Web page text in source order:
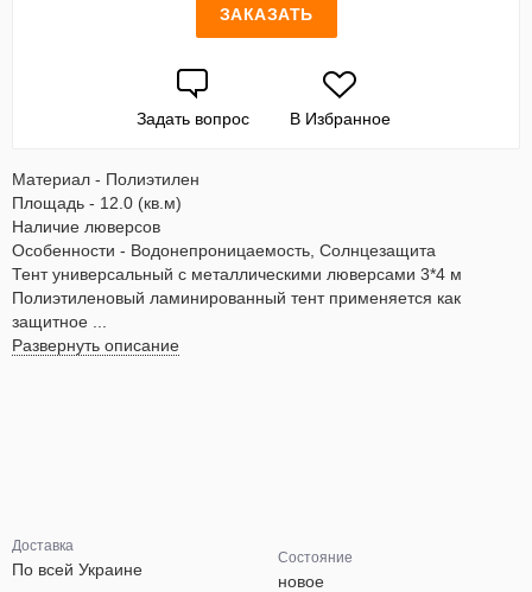
ЗАКАЗАТЬ
Задать вопрос В Избранное
Материал - Полиэтилен
Площадь - 12.0 (кв.м)
Наличие люверсов
Особенности - Водонепроницаемость, Солнцезащита
Тент универсальный с металлическими люверсами 3*4 м
Полиэтиленовый ламинированный тент применяется как
защитное ...
Развернуть описание
Доставка
По всей Украине
Состояние
новое